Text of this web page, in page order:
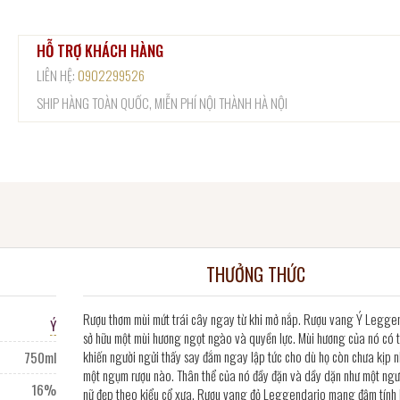
HỖ TRỢ KHÁCH HÀNG
LIÊN HỆ:0902299526
SHIP HÀNG TOÀN QUỐC, MIỄN PHÍ NỘI THÀNH HÀ NỘI
Ý
750ml
16%
THƯỞNG THỨC
Rượu thơm mùi mứt trái cây ngay từ khi mở nắp. Rượu vang Ý
sở hữu một mùi hương ngọt ngào và quyền lực. Mùi hương của nó có
khiến người ngửi thấy say đắm ngay lập tức cho dù họ còn chưa kịp
một ngụm rượu nào. Thân thể của nó đầy đặn và dầy dặn như một
nữ đẹp theo kiểu cổ xưa. Rượu vang đỏ Leggendario mang đậm tính